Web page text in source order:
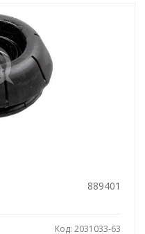
889401
Код: 2031033-63